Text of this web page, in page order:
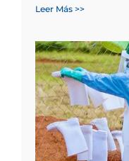
Leer Más >>